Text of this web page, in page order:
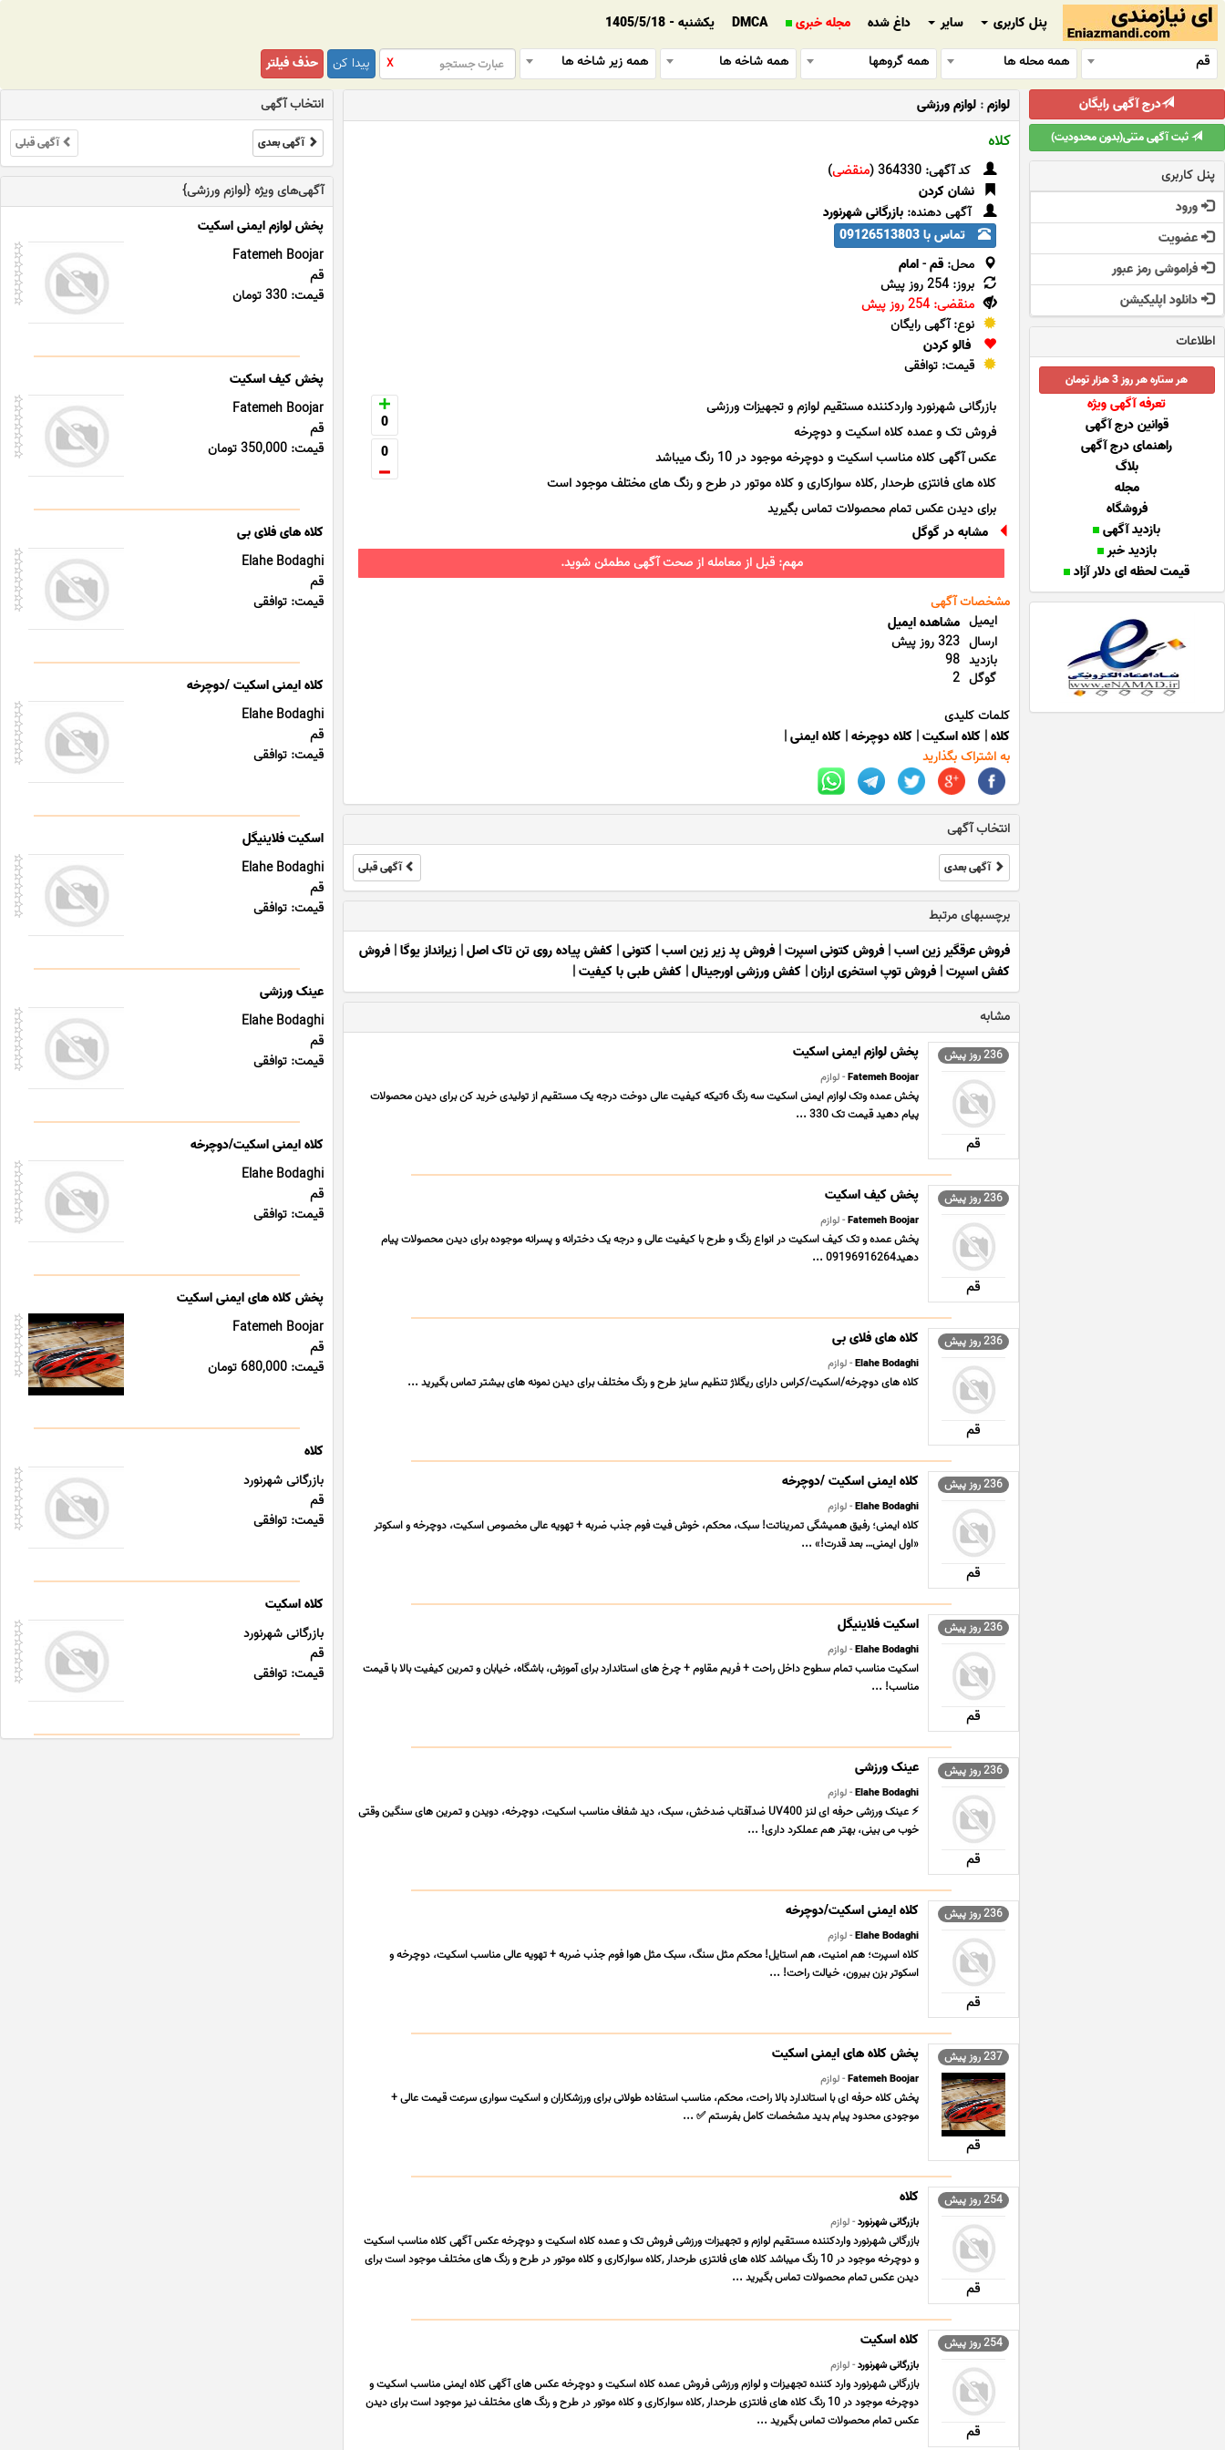
پنل کاربری سایر داغ شده مجله خبری DMCA
یکشنبه - 1405/5/18
قم
همه محله ها همه گروهها همه شاخه ها همه زیر شاخه ها X پیدا کن
حذف فیلتر
لوازم:لوازم ورزشی
کلاه
کد آگهی: 364330 ( منقضی)
نشان کردن
آگهی دهنده:بازرگانی شهرنورد
تماس با 09126513803
محل:قم-امام
بروز: 254 روز پیش
منقضی: 254 روز پیش
نوع: آگهی رایگان
فالو کردن
قیمت: توافقی
0
0
بازرگانی شهرنورد واردکننده مستقیم لوازم و تجهیزات ورزشی
فروش تک و عمده کلاه اسکیت و دوچرخه
عکس آگهی کلاه مناسب اسکیت و دوچرخه موجود در 10 رنگ میباشد
کلاه های فانتزی طرحدار ,کلاه سوارکاری و کلاه موتور در طرح و رنگ های مختلف موجود است
برای دیدن عکس تمام محصولات تماس بگیرید
مشابه در گوگل
مهم: قبل از معامله از صحت آگهی مطمئن شوید.
مشخصات آگهی
ایمیل مشاهده ایمیل
ارسال 323 روز پیش
بازدید 98
گوگل 2
کلمات کلیدی
کلاه| کلاه اسکیت| کلاه دوچرخه| کلاه ایمنی|
به اشتراک بگذارید
انتخاب آگهی
آگهی بعدی آگهی قبلی
برچسبهای مرتبط
فروش عرقگیر زین اسب|فروش کتونی اسپرت|فروش پد زیر زین اسب| کتونی| کفش پیاده روی تن تاک اصل|زیرانداز یوگا|فروش
کفش اسپرت|فروش توپ استخری ارزان| کفش ورزشی اورجینال| کفش طبی با کیفیت|
مشابه
236 روز پیش
قم
پخش لوازم ایمنی اسکیت
Fatemeh Boojar- لوازم
پخش عمده وتک لوازم ایمنی اسکیت سه رنگ 6تیکه کیفیت عالی دوخت درجه یک مستقیم از تولیدی خرید کن برای دیدن محصولات
پیام دهید قیمت تک 330 ...
236 روز پیش
قم
پخش کیف اسکیت
Fatemeh Boojar- لوازم
پخش عمده و تک کیف اسکیت در انواع رنگ و طرح با کیفیت عالی و درجه یک دخترانه و پسرانه موجوده برای دیدن محصولات پیام
دهید09196916264 ...
236 روز پیش
قم
کلاه های فلای بی
Elahe Bodaghi- لوازم
کلاه های دوچرخه/اسکیت/کراس دارای ریگلاژ تنظیم سایز طرح و رنگ مختلف برای دیدن نمونه های بیشتر تماس بگیرید ...
236 روز پیش
قم
کلاه ایمنی اسکیت /دوچرخه
Elahe Bodaghi- لوازم
کلاه ایمنی؛ رفیق همیشگی تمریناتت! سبک، محکم، خوش فیت فوم جذب ضربه + تهویه عالی مخصوص اسکیت، دوچرخه و اسکوتر
«اول ایمنی… بعد قدرت!» ...
236 روز پیش
قم
اسکیت فلاینیگل
Elahe Bodaghi- لوازم
اسکیت مناسب تمام سطوح داخل راحت + فریم مقاوم + چرخ های استاندارد برای آموزش، باشگاه، خیابان و تمرین کیفیت بالا با قیمت
مناسب! ...
236 روز پیش
قم
عینک ورزشی
Elahe Bodaghi- لوازم
⚡ عینک ورزشی حرفه ای لنز UV400 ضدآفتاب ضدخش، سبک، دید شفاف مناسب اسکیت، دوچرخه، دویدن و تمرین های سنگین وقتی
خوب می بینی، بهتر هم عملکرد داری! ...
236 روز پیش
قم
کلاه ایمنی اسکیت/دوچرخه
Elahe Bodaghi- لوازم
کلاه اسپرت؛ هم امنیت، هم استایل! محکم مثل سنگ، سبک مثل هوا فوم جذب ضربه + تهویه عالی مناسب اسکیت، دوچرخه و
اسکوتر بزن بیرون، خیالت راحت! ...
237 روز پیش
قم
پخش کلاه های ایمنی اسکیت
Fatemeh Boojar- لوازم
پخش کلاه حرفه ای با استاندارد بالا راحت، محکم، مناسب استفاده طولانی برای ورزشکاران و اسکیت سواری سرعت قیمت عالی +
موجودی محدود پیام بدید مشخصات کامل بفرستم ✅ ...
254 روز پیش
قم
کلاه
بازرگانی شهرنورد- لوازم
بازرگانی شهرنورد واردکننده مستقیم لوازم و تجهیزات ورزشی فروش تک و عمده کلاه اسکیت و دوچرخه عکس آگهی کلاه مناسب اسکیت
و دوچرخه موجود در 10 رنگ میباشد کلاه های فانتزی طرحدار ,کلاه سوارکاری و کلاه موتور در طرح و رنگ های مختلف موجود است برای
دیدن عکس تمام محصولات تماس بگیرید ...
254 روز پیش
قم
کلاه اسکیت
بازرگانی شهرنورد- لوازم
بازرگانی شهرنورد وارد کننده تجهیزات و لوازم ورزشی فروش عمده کلاه اسکیت و دوچرخه عکس های آگهی کلاه ایمنی مناسب اسکیت و
دوچرخه موجود در 10 رنگ کلاه های فانتزی طرحدار ,کلاه سوارکاری و کلاه موتور در طرح و رنگ های مختلف نیز موجود است برای دیدن
عکس تمام محصولات تماس بگیرید ...
انتخاب آگهی
آگهی بعدی آگهی قبلی
آگهی‌های ویژه {لوازم ورزشی}
پخش لوازم ایمنی اسکیت
Fatemeh Boojar
قم
قیمت: 330 تومان
پخش کیف اسکیت
Fatemeh Boojar
قم
قیمت: 350,000 تومان
کلاه های فلای بی
Elahe Bodaghi
قم
قیمت: توافقی
کلاه ایمنی اسکیت /دوچرخه
Elahe Bodaghi
قم
قیمت: توافقی
اسکیت فلاینیگل
Elahe Bodaghi
قم
قیمت: توافقی
عینک ورزشی
Elahe Bodaghi
قم
قیمت: توافقی
کلاه ایمنی اسکیت/دوچرخه
Elahe Bodaghi
قم
قیمت: توافقی
پخش کلاه های ایمنی اسکیت
Fatemeh Boojar
قم
قیمت: 680,000 تومان
کلاه
بازرگانی شهرنورد
قم
قیمت: توافقی
کلاه اسکیت
بازرگانی شهرنورد
قم
قیمت: توافقی
درج آگهی رایگان
ثبت آگهی متنی(بدون محدودیت)
پنل کاربری
ورود
عضویت
فراموشی رمز عبور
دانلود اپلیکیشن
اطلاعات
هر ستاره هر روز 3 هزار تومان
تعرفه آگهی ویژه
قوانین درج آگهی
راهنمای درج آگهی
بلاگ
مجله
فروشگاه
بازدید آگهی
بازدید خبر
قیمت لحظه ای دلار آزاد